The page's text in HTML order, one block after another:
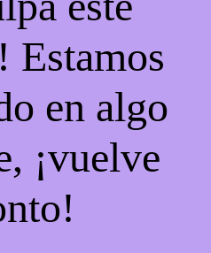
Estamos
en algo
¡vuelve